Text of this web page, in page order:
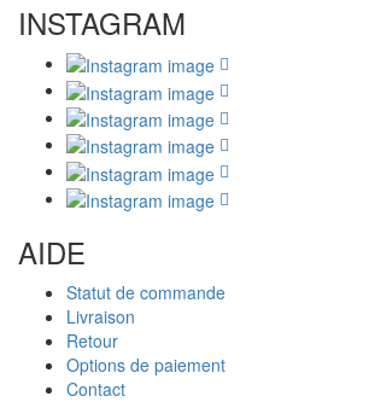
INSTAGRAM
AIDE
Statut de commande
Livraison
Retour
Options de paiement
Contact